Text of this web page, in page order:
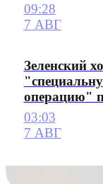
09:28
7 АВГ
Зеленский
операцию"
03:03
7 АВГ